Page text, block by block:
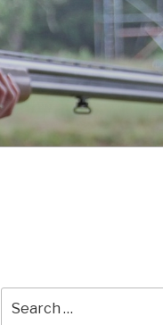
for: